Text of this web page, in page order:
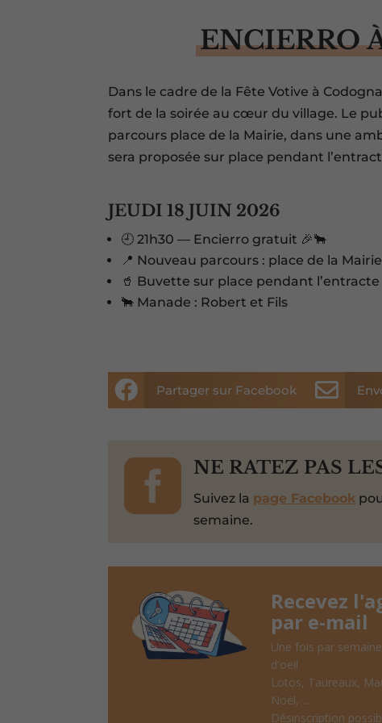
ENCIERRO
Dans le cadre de la Fête Votive à
fort de la soirée au cœur du village. Le
parcours place de la Mairie, dans une
sera proposée sur place pendant
JEUDI 18 JUIN 2026
🕘 21h30 — Encierro gratuit 🎉🐂
📍 Nouveau parcours : place de la Mairie
🥤 Buvette sur place pendant l’entracte
🐂 Manade : Robert et Fils
 Partager sur Facebook 
 NE RATEZ PAS
Suivez la page Facebook
semaine.
Recevez
par e-mail
Une fois par
d'oeil
Lotos, Taureaux,
Noël, ...
Désinscription